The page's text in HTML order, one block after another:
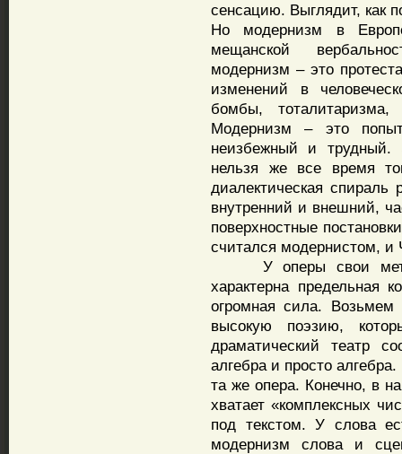
сенсацию. Выглядит, как
Но модернизм в Европе
мещанской
модернизм – это
изменений в
бомбы,
Модернизм – это
неизбежный и трудный.
нельзя же все время
диалектическая
внутренний и внешний,
поверхностные
считался модернистом, и
У оперы свои
характерна предельная
огромная сила.
высокую поэзию,
драматический театр
алгебра и просто
та же опера. Конечно, в
хватает «комплексных
под текстом. У слова
модернизм слова и